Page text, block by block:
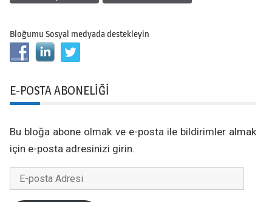
Bloğumu Sosyal medyada destekleyin
E-POSTA ABONELIĞI
Bu bloğa abone olmak ve e-posta ile bildirimler almak
için e-posta adresinizi girin.
posta